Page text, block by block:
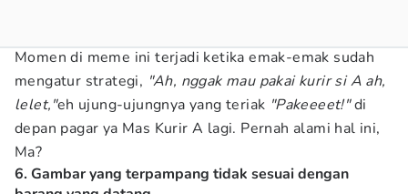
Momen di meme ini terjadi ketika emak-emak sudah
mengatur strategi, "Ah, nggak mau pakai kurir si A ah,
lelet,"eh ujung-ujungnya yang teriak "Pakeeeet!"di
depan pagar ya Mas Kurir A lagi. Pernah alami hal ini,
Ma?
6. Gambar yang terpampang tidak sesuai dengan